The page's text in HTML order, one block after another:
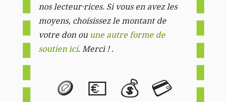
nos lecteur·rices. Si vous en avez les
moyens, choisissez le montant de
votre don ou une autre forme de
soutien ici. Merci ! .
🪙 💶 💰 💳